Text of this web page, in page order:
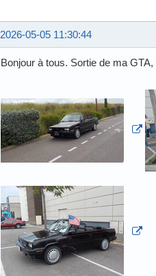
2026-05-05 11:30:44
Bonjour à tous. Sortie de ma